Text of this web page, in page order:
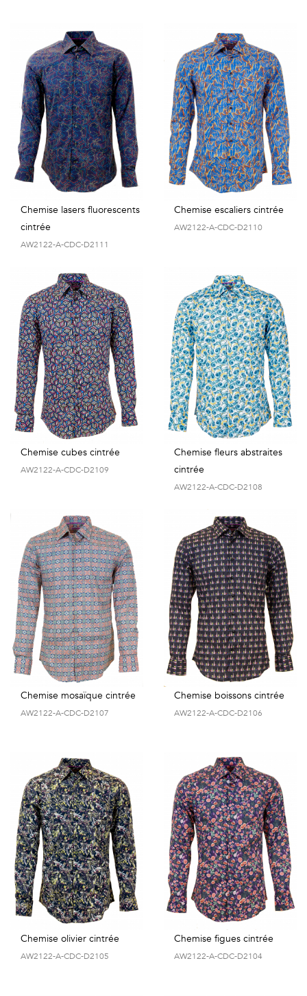
Chemise lasers fluorescents
cintrée
AW2122-A-CDC-D2111
Chemise escaliers cintrée
AW2122-A-CDC-D2110
Chemise cubes cintrée
AW2122-A-CDC-D2109
Chemise fleurs abstraites
cintrée
AW2122-A-CDC-D2108
Chemise mosaïque cintrée
AW2122-A-CDC-D2107
Chemise boissons cintrée
AW2122-A-CDC-D2106
Chemise olivier cintrée
AW2122-A-CDC-D2105
Chemise figues cintrée
AW2122-A-CDC-D2104